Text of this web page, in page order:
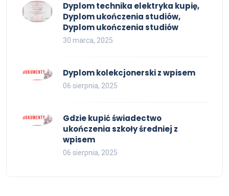
Dyplom technika elektryka kupię,
Dyplom ukończenia studiów,
Dyplom ukończenia studiów
30 marca, 2025
Dyplom kolekcjonerski z wpisem
06 sierpnia, 2025
Gdzie kupić świadectwo
ukończenia szkoły średniej z
wpisem
06 sierpnia, 2025